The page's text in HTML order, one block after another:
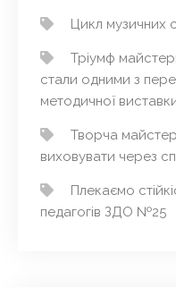
Цикл музичних
Тріумф
стали одними з
методичної
Творча
виховувати через
Плекаємо
педагогів ЗДО №25